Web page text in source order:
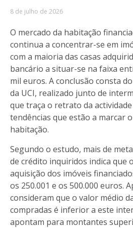
8 de julho de 2026
O mercado da habitação
continua a concentrar-se em
com a maioria das casas
bancário a situar-se na faixa
mil euros. A conclusão consta
da UCI, realizado junto de
que traça o retrato da
tendências que estão a marcar
habitação.
Segundo o estudo, mais de
de crédito inquiridos indica que
aquisição dos imóveis
os 250.001 e os 500.000 euros.
consideram que o valor médio
compradas é inferior a este
apontam para montantes